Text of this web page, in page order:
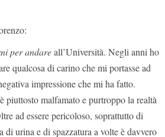
per andareall’Università. Negli anni ho
qualcosa di carino che mi portasse ad
impressione che mi ha fatto.
piuttosto malfamato e purtroppo la realtà
ad essere pericoloso, soprattutto di
urina e di spazzatura a volte è davvero